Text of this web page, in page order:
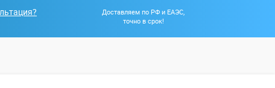
Доставляем по РФ и ЕАЭС,
точно в срок!